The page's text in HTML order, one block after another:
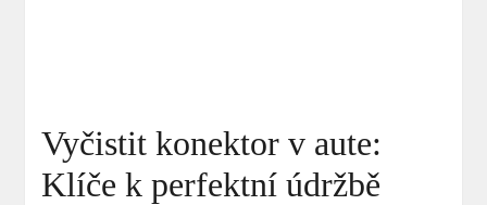
Vyčistit konektor v aute:
Klíče k perfektní údržbě